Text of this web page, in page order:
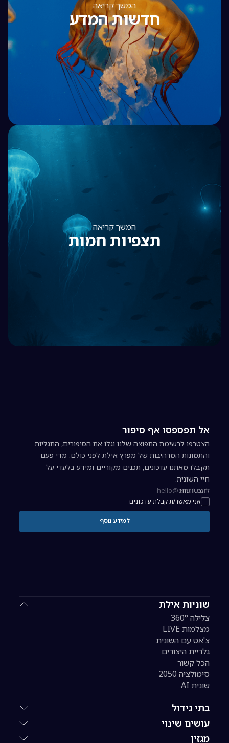
המשך קריאה
חדשות המדע
המשך קריאה
תצפיות חמות
שוניות אילת
צלילה 360°
מצלמות LIVE
צ'אט עם השונית
גלריית היצורים
הכל קשור
סימולציה 2050
שונית AI
בתי גידול
עושים שינוי
מגזין
אל תפספסו אף סיפור
הצטרפו לרשימת התפוצה שלנו וגלו את הסיפורים, התגליות
והתמונות המרהיבות של מפרץ אילת לפני כולם. מדי פעם
תקבלו מאתנו עדכונים, תכנים מקוריים ומידע בלעדי על
חיי השונית.
כתובת אימייל להרשמה לניוזלטר
אני מאשר/ת קבלת עדכונים
להצטרפות
למידע נוסף